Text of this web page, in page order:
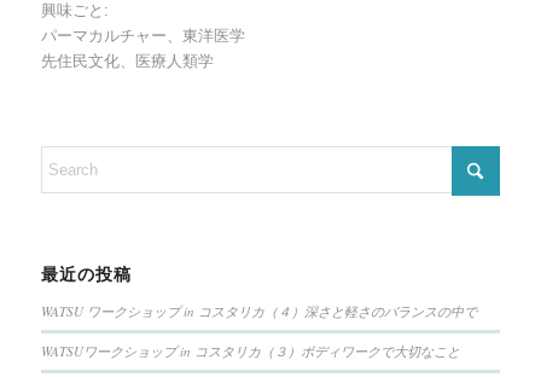
興味ごと:
パーマカルチャー、東洋医学
先住民文化、医療人類学
最近の投稿
WATSU ワークショップ in コスタリカ（４）深さと軽さのバランスの中で
WATSUワークショップ in コスタリカ（３）ボディワークで大切なこと